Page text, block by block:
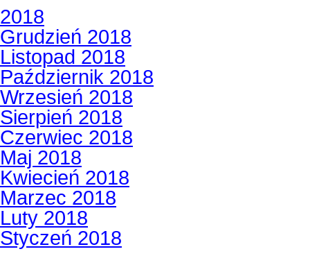
2018
Grudzień 2018
Listopad 2018
Październik 2018
Wrzesień 2018
Sierpień 2018
Czerwiec 2018
Maj 2018
Kwiecień 2018
Marzec 2018
Luty 2018
Styczeń 2018